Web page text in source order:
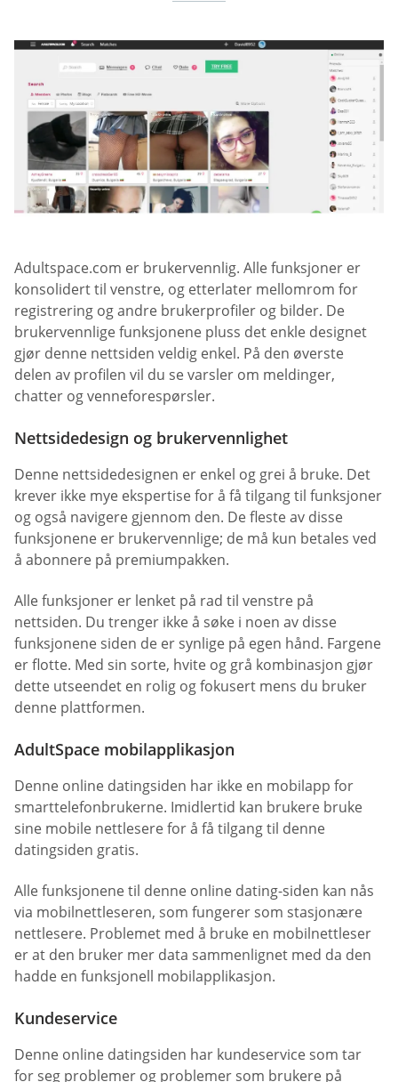
Adultspace.com er brukervennlig. Alle funksjoner er
konsolidert til venstre, og etterlater mellomrom for
registrering og andre brukerprofiler og bilder. De
brukervennlige funksjonene pluss det enkle designet
gjør denne nettsiden veldig enkel. På den øverste
delen av profilen vil du se varsler om meldinger,
chatter og venneforespørsler.
Nettsidedesign og brukervennlighet
Denne nettsidedesignen er enkel og grei å bruke. Det
krever ikke mye ekspertise for å få tilgang til funksjoner
og også navigere gjennom den. De fleste av disse
funksjonene er brukervennlige; de må kun betales ved
å abonnere på premiumpakken.
Alle funksjoner er lenket på rad til venstre på
nettsiden. Du trenger ikke å søke i noen av disse
funksjonene siden de er synlige på egen hånd. Fargene
er flotte. Med sin sorte, hvite og grå kombinasjon gjør
dette utseendet en rolig og fokusert mens du bruker
denne plattformen.
AdultSpace mobilapplikasjon
Denne online datingsiden har ikke en mobilapp for
smarttelefonbrukerne. Imidlertid kan brukere bruke
sine mobile nettlesere for å få tilgang til denne
datingsiden gratis.
Alle funksjonene til denne online dating-siden kan nås
via mobilnettleseren, som fungerer som stasjonære
nettlesere. Problemet med å bruke en mobilnettleser
er at den bruker mer data sammenlignet med da den
hadde en funksjonell mobilapplikasjon.
Kundeservice
Denne online datingsiden har kundeservice som tar
for seg problemer og problemer som brukere på